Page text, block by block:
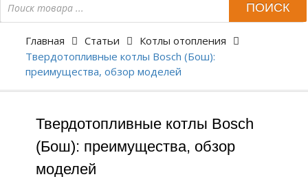
ПОИСК
Главная Статьи
Котлы отопления
Твердотопливные котлы Bosch (Бош):
преимущества, обзор моделей
Твердотопливные котлы Bosch
(Бош): преимущества, обзор
моделей